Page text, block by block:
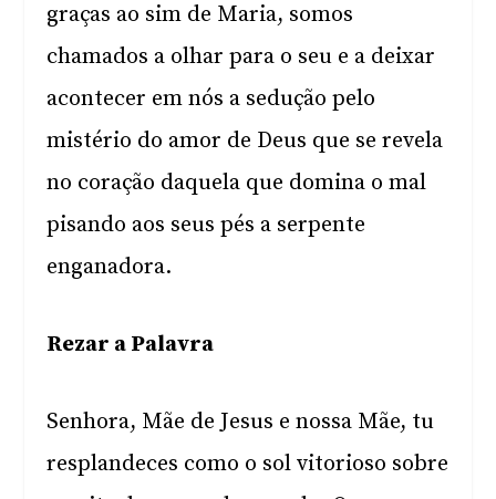
graças ao sim de Maria, somos
chamados a olhar para o seu e a deixar
acontecer em nós a sedução pelo
mistério do amor de Deus que se revela
no coração daquela que domina o mal
pisando aos seus pés a serpente
enganadora.
Rezar a Palavra
Senhora, Mãe de Jesus e nossa Mãe, tu
resplandeces como o sol vitorioso sobre